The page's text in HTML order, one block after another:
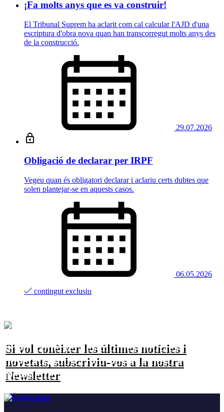
¡Fa molts anys que es va construir!
El Tribunal Suprem ha aclarit com cal calcular l'AJD d'una
escriptura d'obra nova quan han transcorregut molts anys des
de la construcció.
29.07.2026
Obligació de declarar per IRPF
Vegeu quan és obligatori declarar i aclariu certs dubtes que
solen plantejar-se en aquests casos.
06.05.2026
contingut exclusiu
Si vol conèixer les últimes notícies i
novetats, subscriviu-vos a la nostra
Newsletter